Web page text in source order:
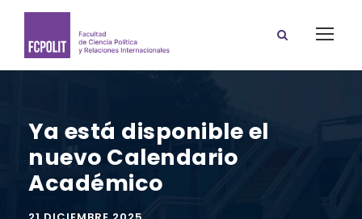
Ya está disponible el
nuevo Calendario
Académico